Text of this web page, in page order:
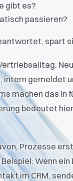
gibt es?
passieren?
spart
intern gemeldet
machen das in
bedeutet
Prozesse
Wenn
im CRM,